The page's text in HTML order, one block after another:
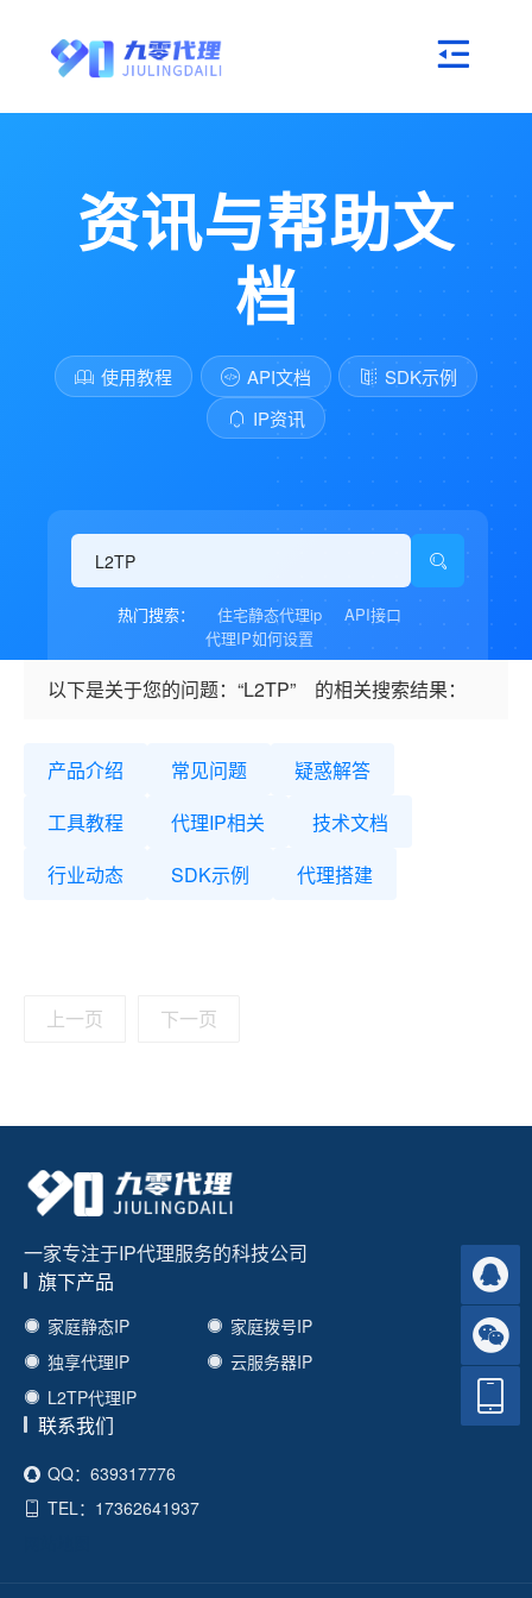
资讯与帮助文
档
使用教程 API文档
SDK示例
IP资讯
热门搜索： 住宅静态代理ip
API接口
代理IP如何设置
以下是关于您的问题：“L2TP” 的相关搜索结果：
产品介绍 常见问题
疑惑解答
工具教程
代理IP相关
技术文档
行业动态
SDK示例 代理搭建
上一页 下一页
一家专注于IP代理服务的科技公司
旗下产品
家庭静态IP
家庭拨号IP
独享代理IP
云服务器IP
L2TP代理IP
联系我们
QQ：639317776
TEL：17362641937